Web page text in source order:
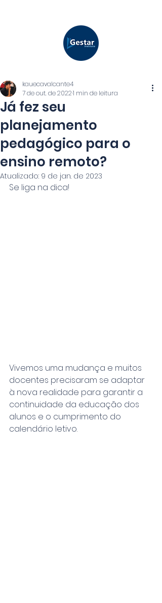
Já fez seu
planejamento
pedagógico para o
ensino remoto?
kauecavalcante4
7 de out. de 20221 min de leitura
Atualizado: 9 de jan. de 2023
Se liga na dica!
Vivemos uma mudança e muitos
docentes precisaram se adaptar
à nova realidade para garantir a
continuidade da educação dos
alunos e o cumprimento do
calendário letivo.